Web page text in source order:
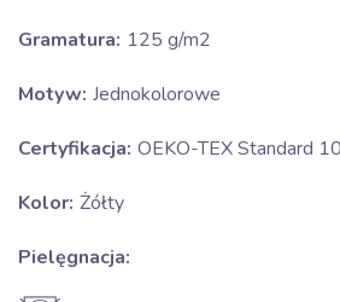
Gramatura: 125 g/m2
Motyw: Jednokolorowe
Certyfikacja: OEKO-TEX Standard
Kolor: Żółty
Pielęgnacja: